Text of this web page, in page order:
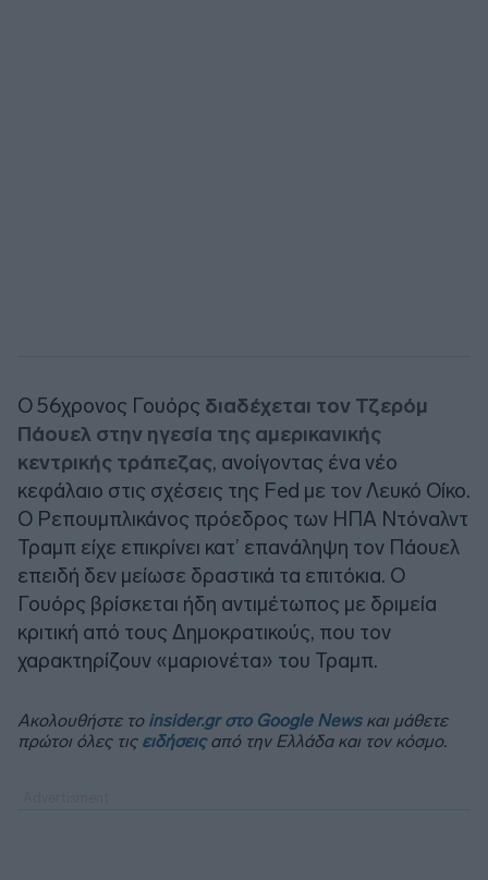
Ο 56χρονος Γουόρς διαδέχεται τον Τζερόμ
Πάουελ στην ηγεσία της αμερικανικής
κεντρικής τράπεζας, ανοίγοντας ένα νέο
κεφάλαιο στις σχέσεις της Fed με τον Λευκό Οίκο.
Ο Ρεπουμπλικάνος πρόεδρος των ΗΠΑ Ντόναλντ
Τραμπ είχε επικρίνει κατ’ επανάληψη τον Πάουελ
επειδή δεν μείωσε δραστικά τα επιτόκια. Ο
Γουόρς βρίσκεται ήδη αντιμέτωπος με δριμεία
κριτική από τους Δημοκρατικούς, που τον
χαρακτηρίζουν «μαριονέτα» του Τραμπ.
Ακολουθήστε το insider.gr στο Google Newsκαι μάθετε
πρώτοι όλες τις ειδήσειςαπό την Ελλάδα και τον κόσμο.